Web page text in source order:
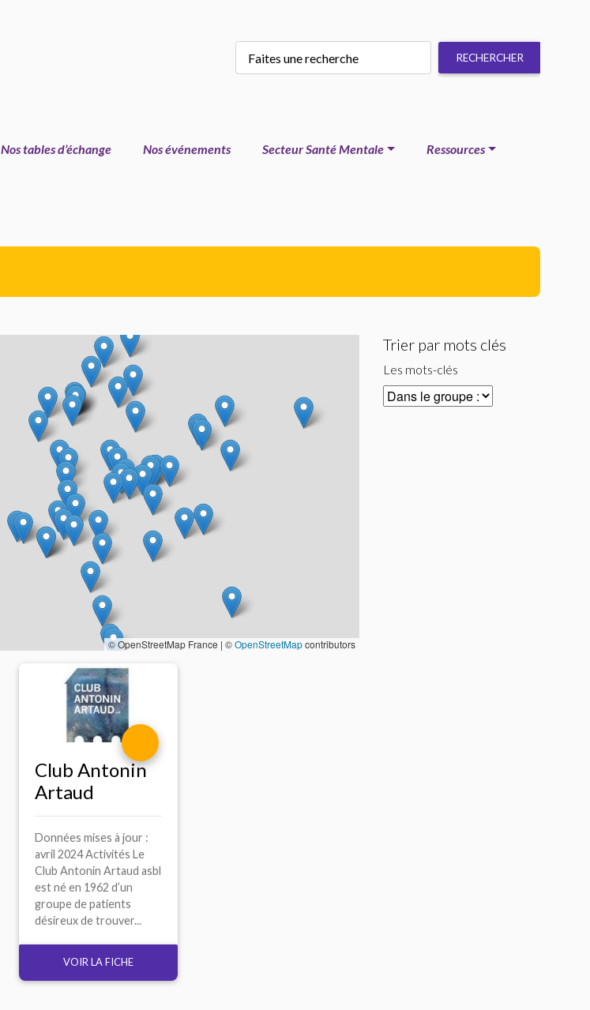
Nos tables d’échange Nos événements Secteur Santé Mentale
Ressources
© OpenStreetMap France | ©OpenStreetMapcontributors
Club Antonin
Artaud
Données mises à jour :
avril 2024 Activités Le
Club Antonin Artaud asbl
est né en 1962 d’un
groupe de patients
désireux de trouver...
VOIR LA FICHE
Trier par mots clés
Les mots-clés